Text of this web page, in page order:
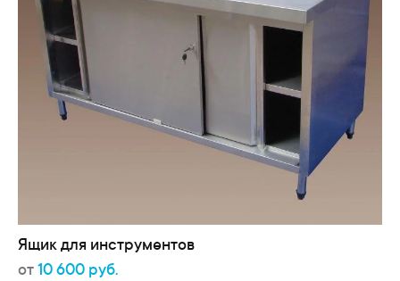
Ящик для инструментов
от 10 600 руб.